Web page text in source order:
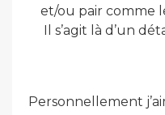
et/ou pair comme
Il s’agit là d’un
Personnellement